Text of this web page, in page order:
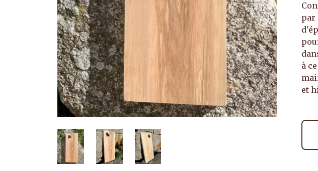
par
à
et